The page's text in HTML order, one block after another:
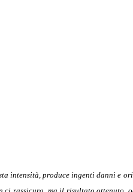
intensità, produce ingenti danni